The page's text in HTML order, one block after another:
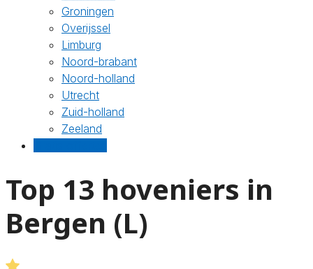
Groningen
Overijssel
Limburg
Noord-brabant
Noord-holland
Utrecht
Zuid-holland
Zeeland
Top 13 hoveniers in
Bergen (L)